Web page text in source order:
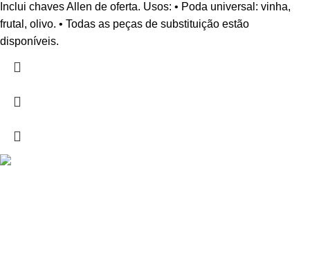
Inclui chaves Allen de oferta. Usos: • Poda universal: vinha,
frutal, olivo. • Todas as peças de substituição estão
disponíveis.